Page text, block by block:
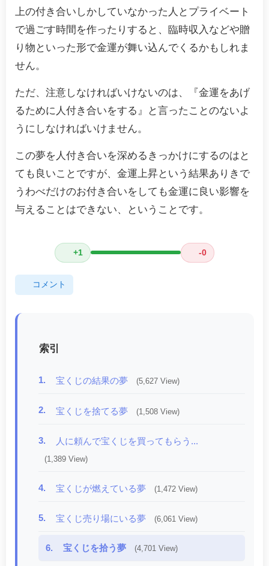
上の付き合いしかしていなかった人とプライベート
で過ごす時間を作ったりすると、臨時収入などや贈
り物といった形で金運が舞い込んでくるかもしれま
せん。
ただ、注意しなければいけないのは、『金運をあげ
るために人付き合いをする』と言ったことのないよ
うにしなければいけません。
この夢を人付き合いを深めるきっかけにするのはと
ても良いことですが、金運上昇という結果ありきで
うわべだけのお付き合いをしても金運に良い影響を
与えることはできない、ということです。
+1 -0
コメント
索引
1. 宝くじの結果の夢 (5,627 View)
2. 宝くじを捨てる夢 (1,508 View)
3. 人に頼んで宝くじを買ってもらう...
(1,389 View)
4. 宝くじが燃えている夢 (1,472 View)
5. 宝くじ売り場にいる夢 (6,061 View)
6. 宝くじを拾う夢 (4,701 View)